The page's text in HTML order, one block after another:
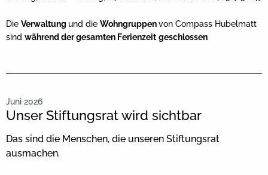
Die Verwaltung und die Wohngruppenvon Compass Hubelmatt
sind während der gesamten Ferienzeit geschlossen
Juni 2026
Unser Stiftungsrat wird sichtbar
Das sind die Menschen, die unseren Stiftungsrat
ausmachen.